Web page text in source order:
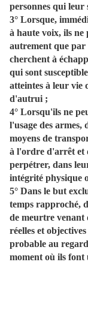
personnes qui leur
3° Lorsque,
à haute voix, ils
autrement que par
cherchent à
qui sont
atteintes à leur vie
d'autrui ;
4° Lorsqu'ils ne
l'usage des armes,
moyens de
à l'ordre d'arrêt et
perpétrer, dans
intégrité physique
5° Dans le but
temps rapproché,
de meurtre venant
réelles et
probable au
moment où ils font